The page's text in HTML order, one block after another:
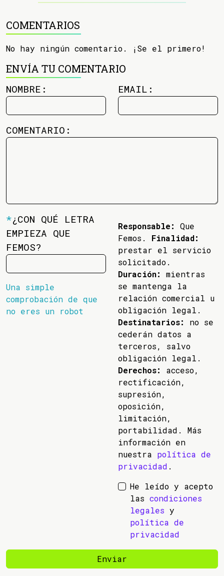
COMENTARIOS
No hay ningún comentario. ¡Se el primero!
ENVÍA TU COMENTARIO
NOMBRE: EMAIL:
COMENTARIO:
*¿CON QUÉ LETRA
EMPIEZA QUE
FEMOS?
Una simple
comprobación de que
no eres un robot
Responsable:
Que
Femos. Finalidad:
prestar el servicio
solicitado.
Duración:
mientras
se mantenga la
relación comercial u
obligación legal.
Destinatarios:
no se
cederán datos a
terceros, salvo
obligación legal.
Derechos:
acceso,
rectificación,
supresión,
oposición,
limitación,
portabilidad. Más
información en
nuestra política de
privacidad .
He leído y acepto
las condiciones
legales y
política de
privacidad
Enviar